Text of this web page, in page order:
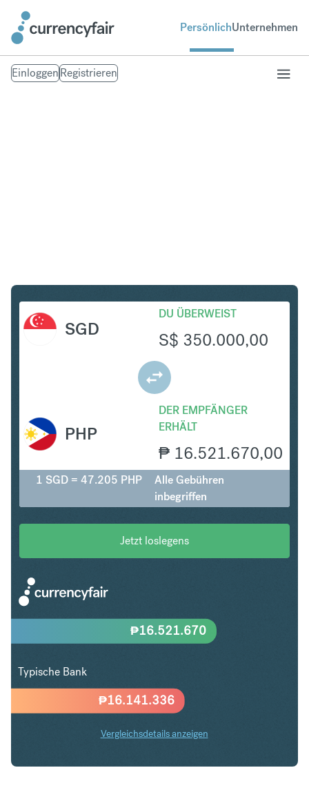
PersönlichUnternehmen
EinloggenRegistrieren
SGD
DU ÜBERWEIST
S$ 350.000,00
DER EMPFÄNGER
ERHÄLT
₱ 16.521.670,00
PHP
1 SGD = 47.205 PHP
Alle Gebühren
inbegriffen
Jetzt loslegens
₱16.141.336
₱16.521.670
Typische Bank
Vergleichsdetails anzeigen
SGD in PHP Trends